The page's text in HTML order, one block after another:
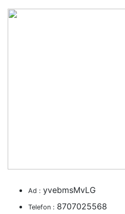
Ad : yvebmsMvLG
Telefon : 8707025568